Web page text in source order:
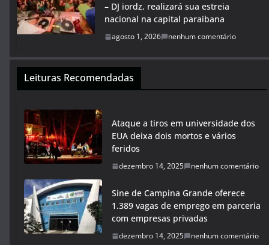
– DJ iordz, realizará sua estreia
nacional na capital paraibana
agosto 1, 2026 nenhum comentário
Leituras Recomendadas
Ataque a tiros em universidade dos
EUA deixa dois mortos e vários
feridos
dezembro 14, 2025 nenhum comentário
Sine de Campina Grande oferece
1.389 vagas de emprego em parceria
com empresas privadas
dezembro 14, 2025 nenhum comentário